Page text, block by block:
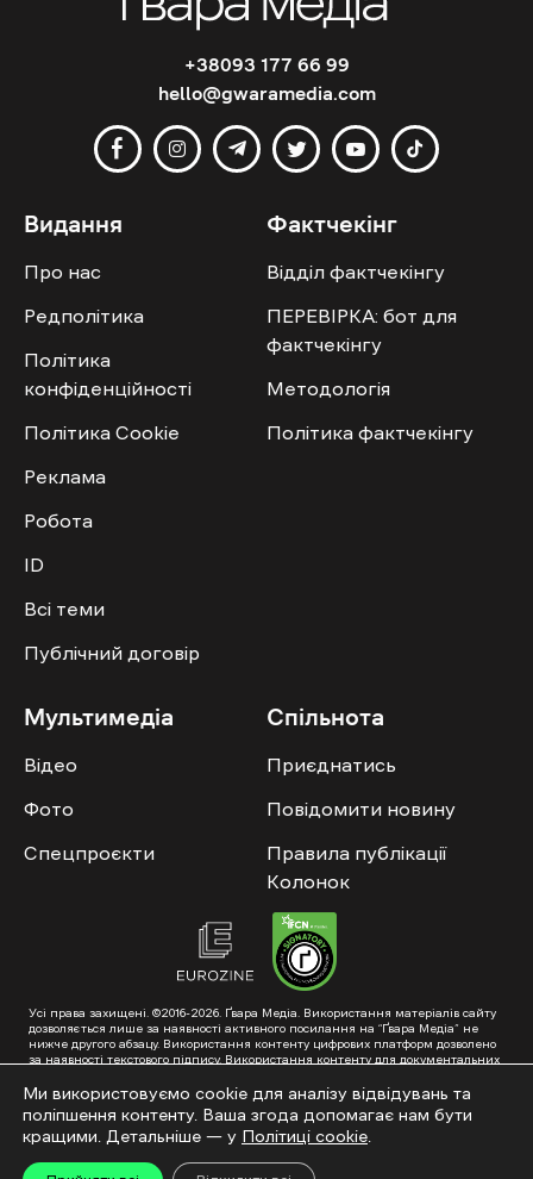
+38093 177 66 99
hello@gwaramedia.com
Видання
Про нас
Редполітика
Політика
конфіденційності
Політика Cookie
Реклама
Робота
ID
Всі теми
Публічний договір
Фактчекінг
Відділ фактчекінгу
ПЕРЕВІРКА: бот для
фактчекінгу
Методологія
Політика фактчекінгу
Мультимедіа
Відео
Фото
Спецпроєкти
Спільнота
Приєднатись
Повідомити новину
Правила публікації
Колонок
Усі права захищені. ©2016-2026. Ґвара Медіа. Використання матеріалів сайту
дозволяється лише за наявності активного посилання на “Ґвара Медіа” не
нижче другого абзацу. Використання контенту цифрових платформ дозволено
за наявності текстового підпису. Використання контенту для документальних
схвалення від редакції.
Суб’єкт у сфері онлайн-медіа; ідентифікатор медіа – R40-01353. Поштова
адреса: ГО «Ґвара Медіа», 61057, Харків, вул. Гоголя, 14, абонентська скринька
№7400
Підкинь нам тему на пошту – hello@gwaramedia.com
Ми використовуємо cookie для аналізу відвідувань та
поліпшення контенту. Ваша згода допомагає нам бути
кращими. Детальніше — у Політиці cookie